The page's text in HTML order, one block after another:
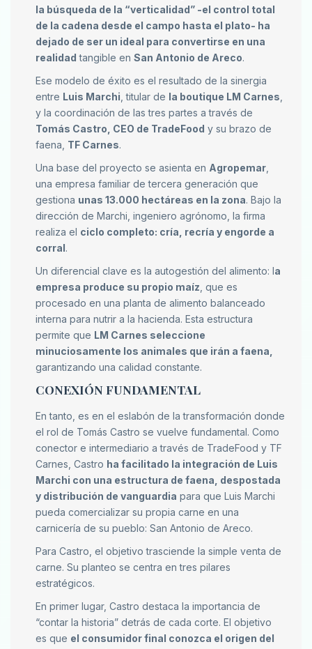
la búsqueda de la “verticalidad” -el control total
de la cadena desde el campo hasta el plato- ha
dejado de ser un ideal para convertirse en una
realidad tangible en San Antonio de Areco.
Ese modelo de éxito es el resultado de la sinergia
entre Luis Marchi , titular de la boutique LM Carnes
y la coordinación de las tres partes a través de
Tomás Castro, CEO de TradeFood y su brazo de
faena, TF Carnes.
Una base del proyecto se asienta en Agropemar
una empresa familiar de tercera generación que
gestiona unas 13.000 hectáreas en la zona. Bajo la
dirección de Marchi, ingeniero agrónomo, la firma
realiza el ciclo completo: cría, recría y engorde a
corral.
Un diferencial clave es la autogestión del alimento: la
empresa produce su propio maíz , que es
procesado en una planta de alimento balanceado
interna para nutrir a la hacienda. Esta estructura
permite que LM Carnes seleccione
minuciosamente los animales que irán a faena,
garantizando una calidad constante.
CONEXIÓN FUNDAMENTAL
En tanto, es en el eslabón de la transformación donde
el rol de Tomás Castro se vuelve fundamental. Como
conector e intermediario a través de TradeFood y TF
Carnes, Castro ha facilitado la integración de Luis
Marchi con una estructura de faena, despostada
y distribución de vanguardia para que Luis Marchi
pueda comercializar su propia carne en una
carnicería de su pueblo: San Antonio de Areco.
Para Castro, el objetivo trasciende la simple venta de
carne. Su planteo se centra en tres pilares
estratégicos.
En primer lugar, Castro destaca la importancia de
“contar la historia” detrás de cada corte. El objetivo
es que el consumidor final conozca el origen del